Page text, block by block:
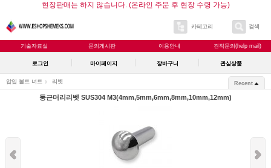
현장판매는 하지 않습니다. (온라인 주문 후 현장 수령 가능)
카테고리 검색
기술자료실 문의게시판 이용안내 견적문의(help mail)
로그인 마이페이지 장바구니 관심상품
압입 볼트 너트 리벳 Recent
둥근머리리벳 SUS304 M3(4mm,5mm,6mm,8mm,10mm,12mm)